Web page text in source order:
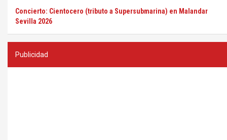
Concierto: Cientocero (tributo a Supersubmarina) en Malandar
Sevilla 2026
Publicidad